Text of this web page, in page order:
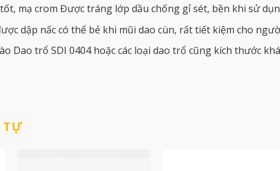
mạ crom Được tráng lớp dầu chống gỉ sét, bền khi sử
dập nấc có thể bẻ khi mũi dao cùn, rất tiết kiệm cho
Dao trổ SDI 0404 hoặc các loại dao trổ cũng kích thước
TỰ